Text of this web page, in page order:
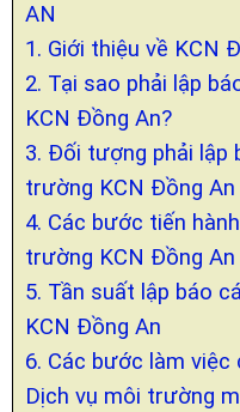
AN
1. Giới thiệu về KCN
2. Tại sao phải lập
KCN Đồng An?
3. Đối tượng phải lập
trường KCN Đồng An
4. Các bước tiến
trường KCN Đồng An
5. Tần suất lập báo
KCN Đồng An
6. Các bước làm việc
Dịch vụ môi trường